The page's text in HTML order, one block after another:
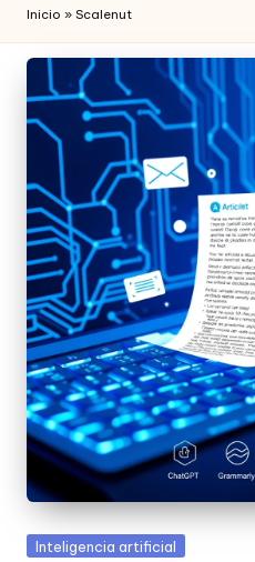
Inicio » Scalenut
Posted
Inteligencia artificial